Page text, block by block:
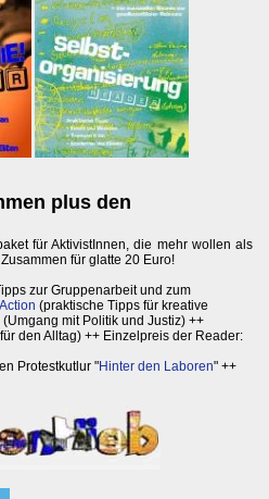
plus den
für AktivistInnen, die mehr wollen als
für glatte 20 Euro!
zur Gruppenarbeit und zum
(praktische Tipps für kreative
(Umgang mit Politik und Justiz) ++
den Alltag) ++ Einzelpreis der Reader:
Protestkutlur "Hinter den Laboren" ++